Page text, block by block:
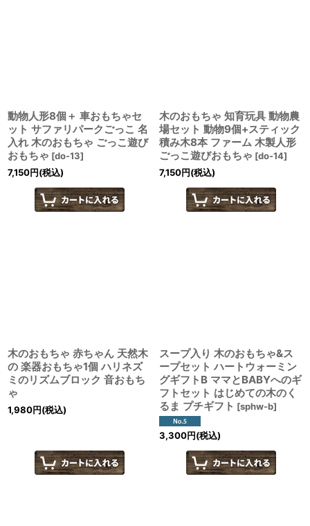
動物人形8個＋ 車おもちゃセ
ット サファリパークごっこ 名
入れ 木のおもちゃ ごっこ遊び
おもちゃ [do-13]
7,150円(税込)
木のおもちゃ 知育玩具 動物農
場セット 動物9個+スティック
積み木8本 ファーム 木製人形
ごっこ遊びおもちゃ [do-14]
7,150円(税込)
木のおもちゃ 赤ちゃん 天然木
の 楽器おもちゃ1個 ハリネズ
ミのリズムブロック 音おもち
ゃ
1,980円(税込)
スープ入り 木のおもちゃ&ス
ープセット ハートウォーミン
グギフトB ママとBABYへのギ
フトセット はじめての木のく
るま プチギフト [sphw-b]
3,300円(税込)